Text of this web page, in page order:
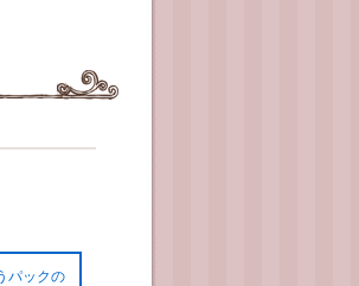
パックの